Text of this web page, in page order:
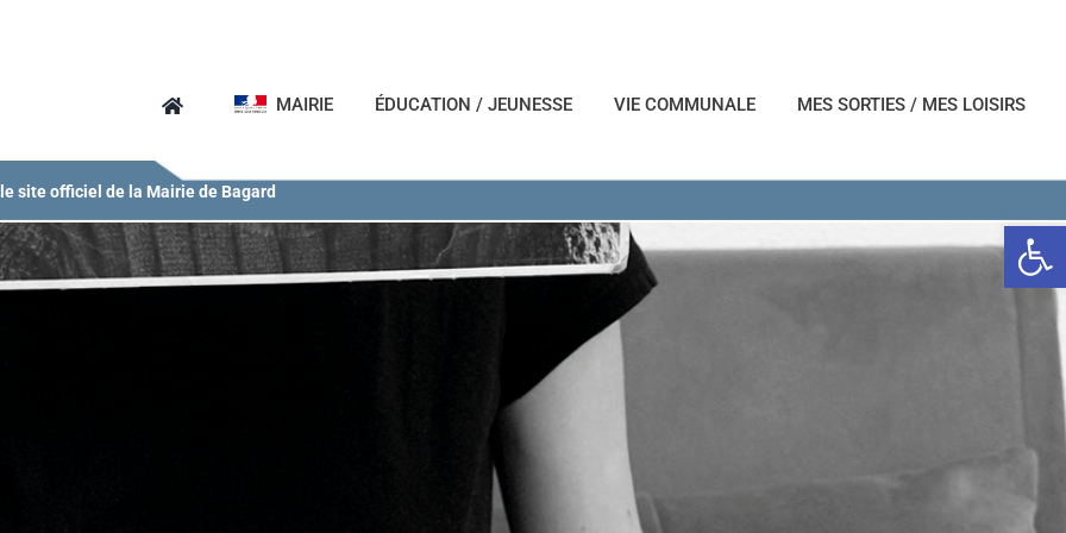
Ouvrir
MAIRIE ÉDUCATION / JEUNESSE VIE COMMUNALE MES SORTIES / MES LOISIRS
site officiel de la Mairie de Bagard